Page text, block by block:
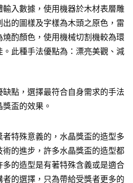
入數據，使用機器於木材表層雕
的圖樣及字樣為木頭之原色，雷
酌顏色，使用機械切割機較為環
此種手法優點為：漂亮美觀、減
點，選擇最符合自身需求的手法
盃的效果。
特殊意義的，水晶獎盃的造型多
的進步，許多水晶獎盃的造型都
的造型是有著特殊含義或是適合
的選擇，只為帶給受獎者更多的